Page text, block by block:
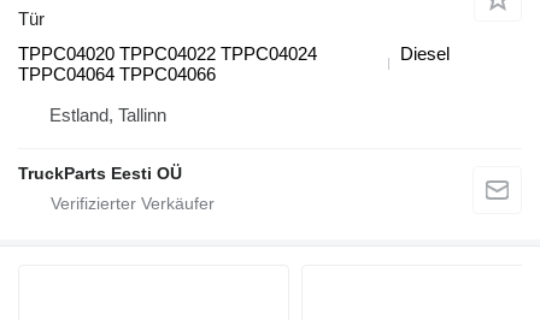
Tür
TPPC04020 TPPC04022 TPPC04024
TPPC04064 TPPC04066
Diesel
Estland, Tallinn
TruckParts Eesti OÜ